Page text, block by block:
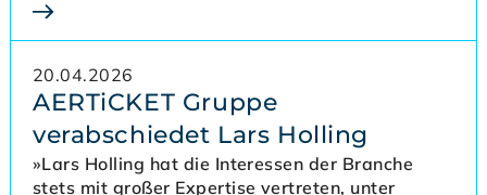
AERTiCKET Gruppe
verabschiedet Lars Holling
20.04.2026
»Lars Holling hat die Interessen der Branche
stets mit großer Expertise vertreten, unter